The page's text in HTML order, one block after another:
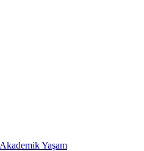
Yaşam